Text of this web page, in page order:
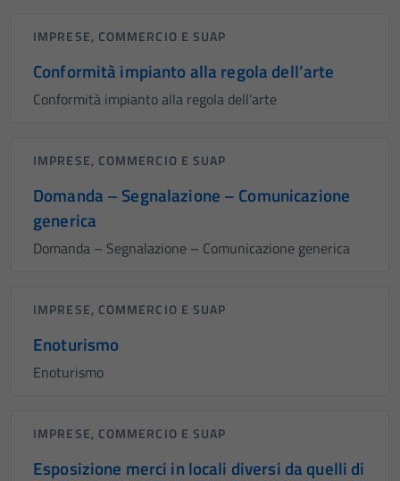
IMPRESE, COMMERCIO E SUAP
Conformità impianto alla regola dell’arte
Conformità impianto alla regola dell’arte
IMPRESE, COMMERCIO E SUAP
Domanda – Segnalazione – Comunicazione
generica
Domanda – Segnalazione – Comunicazione generica
IMPRESE, COMMERCIO E SUAP
Enoturismo
Enoturismo
IMPRESE, COMMERCIO E SUAP
Esposizione merci in locali diversi da quelli di